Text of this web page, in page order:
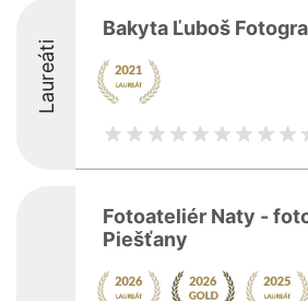
Laureáti
Bakyta Ľuboš
Fotoateliér Naty -
Piešťany